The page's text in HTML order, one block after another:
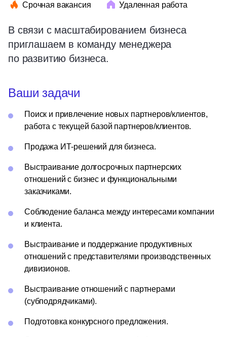
Срочная вакансия Удаленная работа
В связи с масштабированием бизнеса
приглашаем в команду менеджера
по развитию бизнеса.
Ваши задачи
Поиск и привлечение новых партнеров/клиентов,
работа с текущей базой партнеров/клиентов.
Продажа ИТ-решений для бизнеса.
Выстраивание долгосрочных партнерских
отношений с бизнес и функциональными
заказчиками.
Соблюдение баланса между интересами компании
и клиента.
Выстраивание и поддержание продуктивных
отношений с представителями производственных
дивизионов.
Выстраивание отношений с партнерами
(субподрядчиками).
Подготовка конкурсного предложения.